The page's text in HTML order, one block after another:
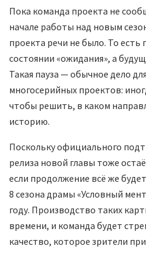
Пока команда проекта не
начале работы над новым
проекта речи не было. То есть
состоянии «ожидания», а
Такая пауза — обычное дело
многосерийных проектов:
чтобы решить, в каком
историю.
Поскольку официального
релиза новой главы тоже
если продолжение всё же
8 сезона драмы «Условный
году. Производство таких
времени, и команда будет
качество, которое зрители